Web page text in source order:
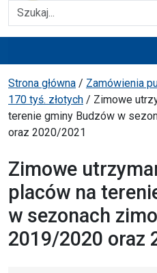
Szukaj
Ścieżka powrotu
Strona główna / Zamówienia
170 tyś. złotych / Zimowe
terenie gminy Budzów w
oraz 2020/2021
Zimowe
placów na
w sezonach
2019/2020 oraz